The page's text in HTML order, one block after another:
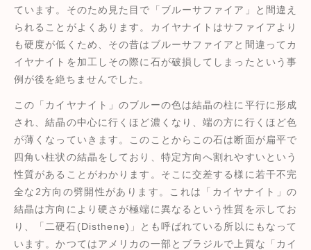
ています。そのため見た目で「ブルーサファイア」と間違え
られることがよくあります。カイヤナイトはサファイアより
も硬度が低くため、その昔はブルーサファイアと間違ってカ
イヤナイトを加工しその際に石が破損してしまったという事
例が後を絶ちませんでした。
この「カイヤナイト」のブルーの色は結晶の柱に平行に形成
され、結晶の中心に行くほど濃くなり、端の方に行くほど色
が薄くなっていきます。このことからこの石は断面が扁平で
四角い柱状の結晶をしており、特定方向へ割れやすいという
性質があることがわかります。そこに交差する様に若干不完
全な2方向の劈開性があります。これは「カイヤナイト」の
結晶は方向により硬さが極端に異なるという性質を示してお
り、「二硬石(Disthene)」とも呼ばれている所以にもなって
います。かつてはアメリカの一部とブラジルで上質な「カイ